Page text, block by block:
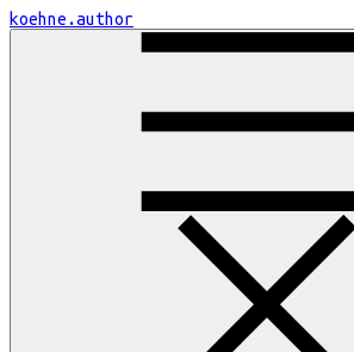
Skip
to
koehne.author